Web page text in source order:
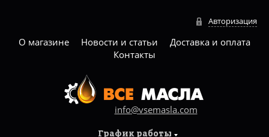
Авторизация
О магазине Новости и статьи
Доставка и оплата
Контакты
info@vsemasla.com
График работы